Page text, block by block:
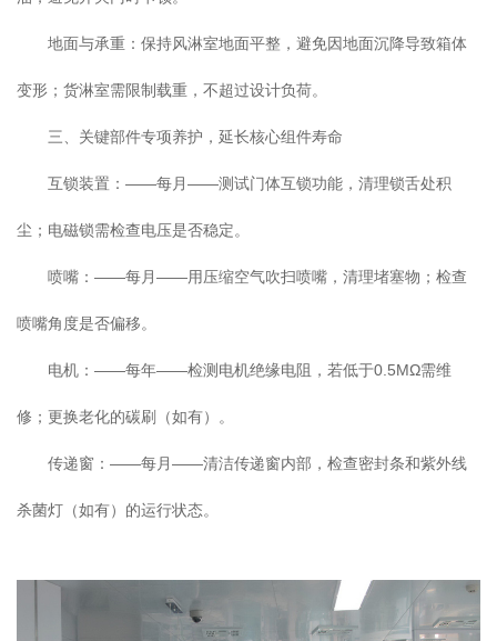
地面与承重：保持风淋室地面平整，避免因地面沉降导致箱体
变形；货淋室需限制载重，不超过设计负荷。
三、关键部件专项养护，延长核心组件寿命
互锁装置：——每月——测试门体互锁功能，清理锁舌处积
尘；电磁锁需检查电压是否稳定。
喷嘴：——每月——用压缩空气吹扫喷嘴，清理堵塞物；检查
喷嘴角度是否偏移。
电机：——每年——检测电机绝缘电阻，若低于0.5MΩ需维
修；更换老化的碳刷（如有）。
传递窗：——每月——清洁传递窗内部，检查密封条和紫外线
杀菌灯（如有）的运行状态。